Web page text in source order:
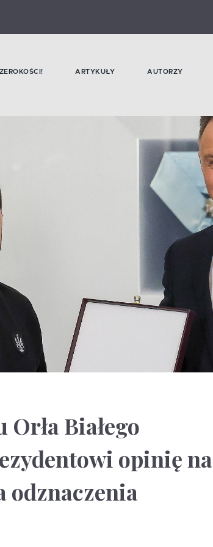
ARTYKUŁY AUTORZY
Białego
opinię na
odznaczenia